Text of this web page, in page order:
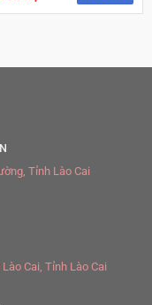
Tỉnh Lào Cai
Cai, Tỉnh Lào Cai